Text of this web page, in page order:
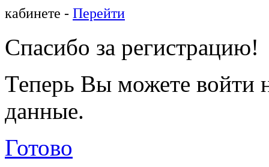
кабинете - Перейти
Спасибо за регистрацию!
Теперь Вы можете войти
данные.
Готово